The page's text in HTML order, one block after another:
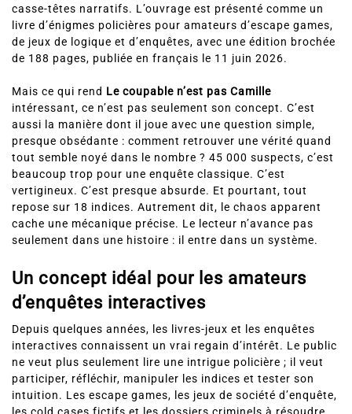
casse-têtes narratifs. L’ouvrage est présenté comme un
livre d’énigmes policières pour amateurs d’escape games,
de jeux de logique et d’enquêtes, avec une édition brochée
de 188 pages, publiée en français le 11 juin 2026.
Mais ce qui rend Le coupable n’est pas Camille
intéressant, ce n’est pas seulement son concept. C’est
aussi la manière dont il joue avec une question simple,
presque obsédante : comment retrouver une vérité quand
tout semble noyé dans le nombre ? 45 000 suspects, c’est
beaucoup trop pour une enquête classique. C’est
vertigineux. C’est presque absurde. Et pourtant, tout
repose sur 18 indices. Autrement dit, le chaos apparent
cache une mécanique précise. Le lecteur n’avance pas
seulement dans une histoire : il entre dans un système.
Un concept idéal pour les amateurs
d’enquêtes interactives
Depuis quelques années, les livres-jeux et les enquêtes
interactives connaissent un vrai regain d’intérêt. Le public
ne veut plus seulement lire une intrigue policière ; il veut
participer, réfléchir, manipuler les indices et tester son
intuition. Les escape games, les jeux de société d’enquête,